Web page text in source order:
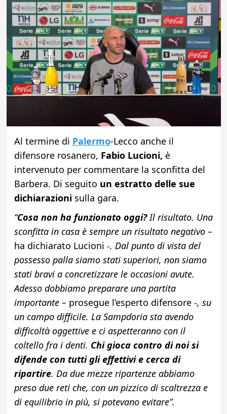
Al termine di Palermo-Lecco anche il
difensore rosanero, Fabio Lucioni, è
intervenuto per commentare la sconfitta del
Barbera. Di seguito un estratto delle sue
dichiarazionisulla gara.
“Cosa non ha funzionato oggi?Il risultato. Una
sconfitta in casa è sempre un risultato negativo –
ha dichiarato Lucioni -. Dal punto di vista del
possesso palla siamo stati superiori, non siamo
stati bravi a concretizzare le occasioni avute.
Adesso dobbiamo preparare una partita
importante – prosegue l’esperto difensore-, su
un campo difficile. La Sampdoria sta avendo
difficoltà oggettive e ci aspetteranno con il
coltello fra i denti. Chi gioca contro di noi si
difende con tutti gli effettivi e cerca di
ripartire. Da due mezze ripartenze abbiamo
preso due reti che, con un pizzico di scaltrezza e
di equilibrio in più, si potevano evitare”.